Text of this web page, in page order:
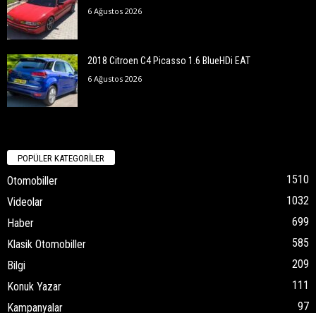
6 Ağustos 2026
2018 Citroen C4 Picasso 1.6 BlueHDi EAT
6 Ağustos 2026
POPÜLER KATEGORİLER
Otomobiller
1510
Videolar
1032
Haber
699
Klasik Otomobiller
585
Bilgi
209
Konuk Yazar
111
Kampanyalar
97